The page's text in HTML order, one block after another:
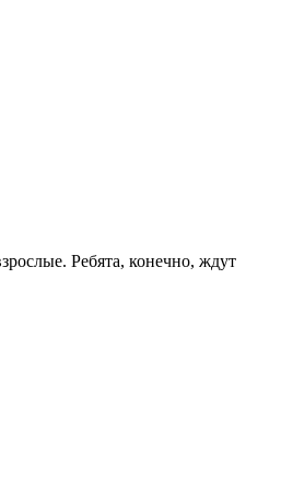
Ребята, конечно, ждут